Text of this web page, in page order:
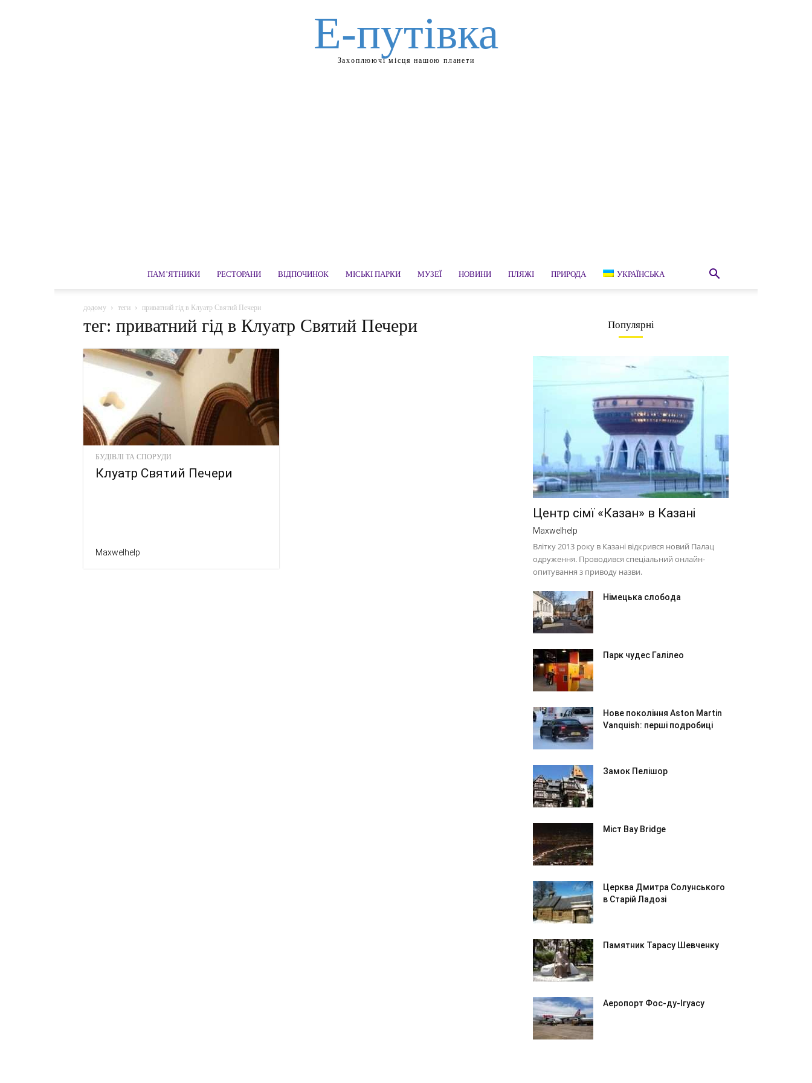
Е-путівка
Захоплюючі місця нашою планети
ПАМ’ЯТНИКИ РЕСТОРАНИ ВІДПОЧИНОК МІСЬКІ ПАРКИ МУЗЕЇ НОВИНИ ПЛЯЖІ ПРИРОДА УКРАЇНСЬКА
додому теги приватний гід в Клуатр Святий Печери
тег: приватний гід в Клуатр Святий Печери
БУДІВЛІ ТА СПОРУДИ
Клуатр Святий Печери
Maxwelhelp
Популярні
Центр сімї «Казан» в Казані
Maxwelhelp
Влітку 2013 року в Казані відкрився новий Палац
одруження. Проводився спеціальний онлайн-
опитування з приводу назви.
Німецька слобода
Парк чудес Галілео
Нове покоління Aston Martin
Vanquish: перші подробиці
Замок Пелішор
Міст Bay Bridge
Церква Дмитра Солунського
в Старій Ладозі
Памятник Тарасу Шевченку
Аеропорт Фос-ду-Ігуасу